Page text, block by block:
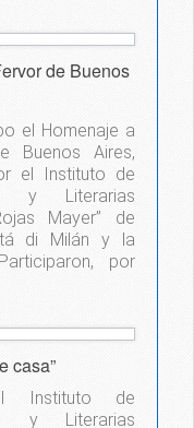
de Buenos
el Homenaje a
Buenos Aires,
el Instituto de
y Literarias
Mayer” de
di Milán y la
por
casa”
Instituto de
y Literarias